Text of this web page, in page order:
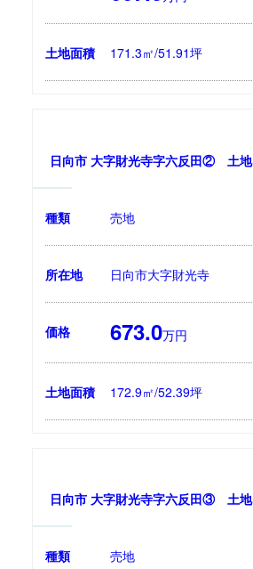
土地面積 171.3㎡/51.91坪
日向市 大字財光寺字六反田② 土地
種類 売地
所在地 日向市大字財光寺
価格 673.0万円
土地面積 172.9㎡/52.39坪
日向市 大字財光寺字六反田③ 土地
種類 売地